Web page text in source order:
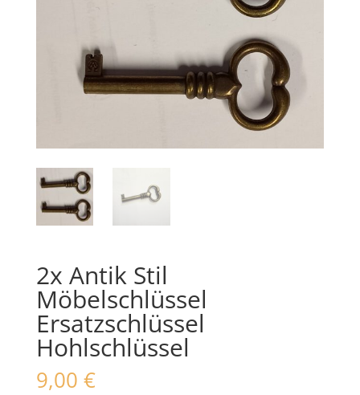
2x Antik Stil
Möbelschlüssel
Ersatzschlüssel
Hohlschlüssel
9,00 €